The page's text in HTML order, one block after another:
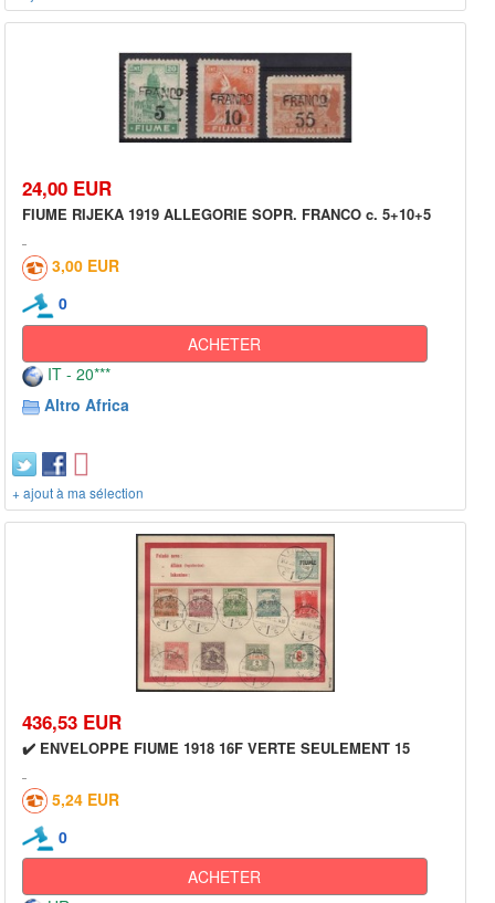
24,00 EUR
FIUME RIJEKA 1919 ALLEGORIE SOPR. FRANCO c. 5+10+5
3,00 EUR
0
ACHETER
IT - 20***
Altro Africa
+ ajout à ma sélection
436,53 EUR
✔️ ENVELOPPE FIUME 1918 16F VERTE SEULEMENT 15
5,24 EUR
0
ACHETER